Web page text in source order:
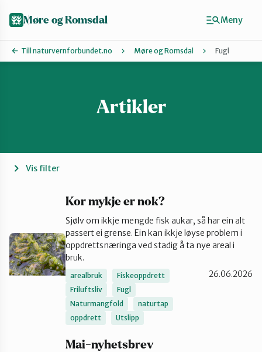
Ålesund og omegn
Aure
Kristiansund og Averøy
Molde
Ørsta og Volda
Rauma
Møre og Romsdal
Till naturvernforbundet.no Møre og Romsdal Fugl
Artikler
Vis filter
Kor mykje er nok?
Sjølv om ikkje mengde fisk aukar, så har ein alt
passert ei grense. Ein kan ikkje løyse problem i
oppdrettsnæringa ved stadig å ta nye areal i
bruk.
arealbruk
Fiskeoppdrett
Friluftsliv
Fugl
Naturmangfold
naturtap
oppdrett
Utslipp
26.06.2026
Mai-nyhetsbrev